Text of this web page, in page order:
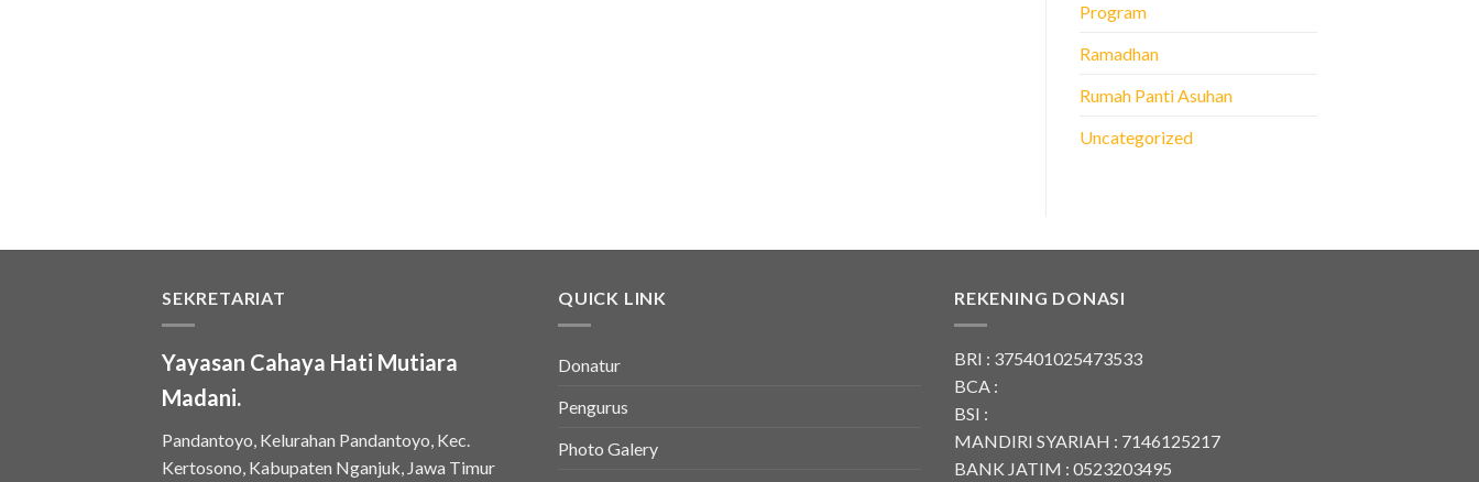
Program
Ramadhan
Rumah Panti Asuhan
Uncategorized
SEKRETARIAT
Yayasan Cahaya Hati Mutiara
Madani.
Pandantoyo, Kelurahan Pandantoyo, Kec.
Kertosono, Kabupaten Nganjuk, Jawa Timur
QUICK LINK
Donatur
Pengurus
Photo Galery
REKENING DONASI
BRI : 375401025473533
BCA :
BSI :
MANDIRI SYARIAH : 7146125217
BANK JATIM : 0523203495